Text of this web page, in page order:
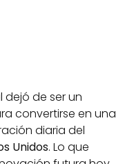
dejó de ser un
convertirse en una
diaria del
Unidos. Lo que